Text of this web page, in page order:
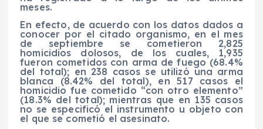
meses.
En efecto, de acuerdo con los datos dados a
conocer por el citado organismo, en el mes
de septiembre se cometieron 2,825
homicidios dolosos, de los cuales, 1,935
fueron cometidos con arma de fuego (68.4%
del total); en 238 casos se utilizó una arma
blanca (8.42% del total), en 517 casos el
homicidio fue cometido “con otro elemento”
(18.3% del total); mientras que en 135 casos
no se especificó el instrumento u objeto con
el que se cometió el asesinato.